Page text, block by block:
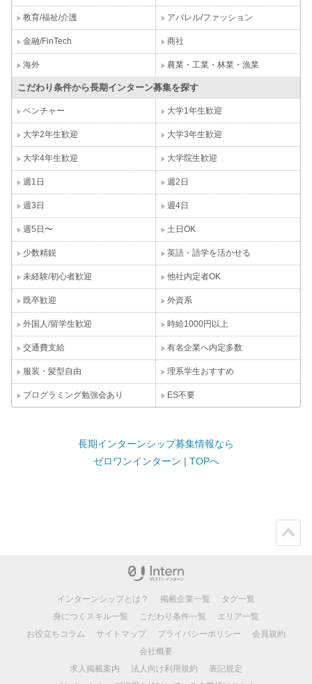
教育/福祉/介護 アパレル/ファッション
金融/FinTech 商社
海外 農業・工業・林業・漁業
こだわり条件から長期インターン募集を探す
ベンチャー 大学1年生歓迎
大学2年生歓迎 大学3年生歓迎
大学4年生歓迎 大学院生歓迎
週1日 週2日
週3日 週4日
週5日〜 土日OK
少数精鋭 英語・語学を活かせる
未経験/初心者歓迎 他社内定者OK
既卒歓迎 外資系
外国人/留学生歓迎 時給1000円以上
交通費支給 有名企業へ内定多数
服装・髪型自由 理系学生おすすめ
プログラミング勉強会あり ES不要
長期インターンシップ募集情報なら
ゼロワンインターン | TOPへ
インターンシップとは？ 掲載企業一覧
タグ一覧
身につくスキル一覧
こだわり条件一覧
エリア一覧
お役立ちコラム
サイトマップ プライバシーポリシー
会員規約
会社概要
求人掲載案内
法人向け利用規約
表記規定